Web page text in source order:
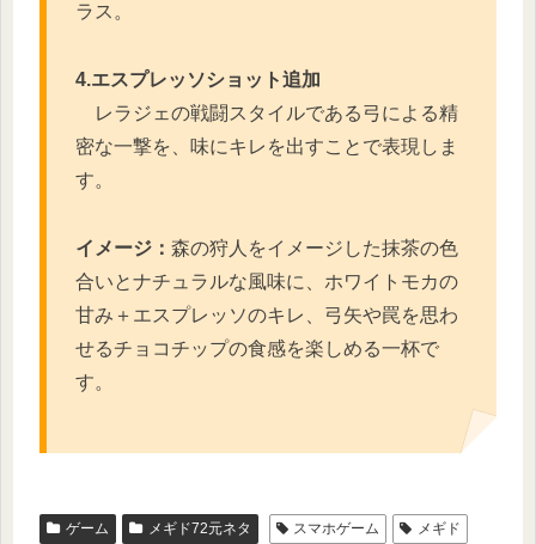
ラス。
4.エスプレッソショット追加
レラジェの戦闘スタイルである弓による精
密な一撃を、味にキレを出すことで表現しま
す。
イメージ： 森の狩人をイメージした抹茶の色
合いとナチュラルな風味に、ホワイトモカの
甘み＋エスプレッソのキレ、弓矢や罠を思わ
せるチョコチップの食感を楽しめる一杯で
す。
ゲーム メギド72元ネタ スマホゲーム メギド